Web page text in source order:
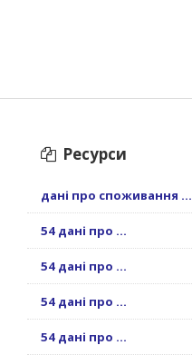
Ресурси
дані про споживання ...
54 дані про ...
54 дані про ...
54 дані про ...
54 дані про ...